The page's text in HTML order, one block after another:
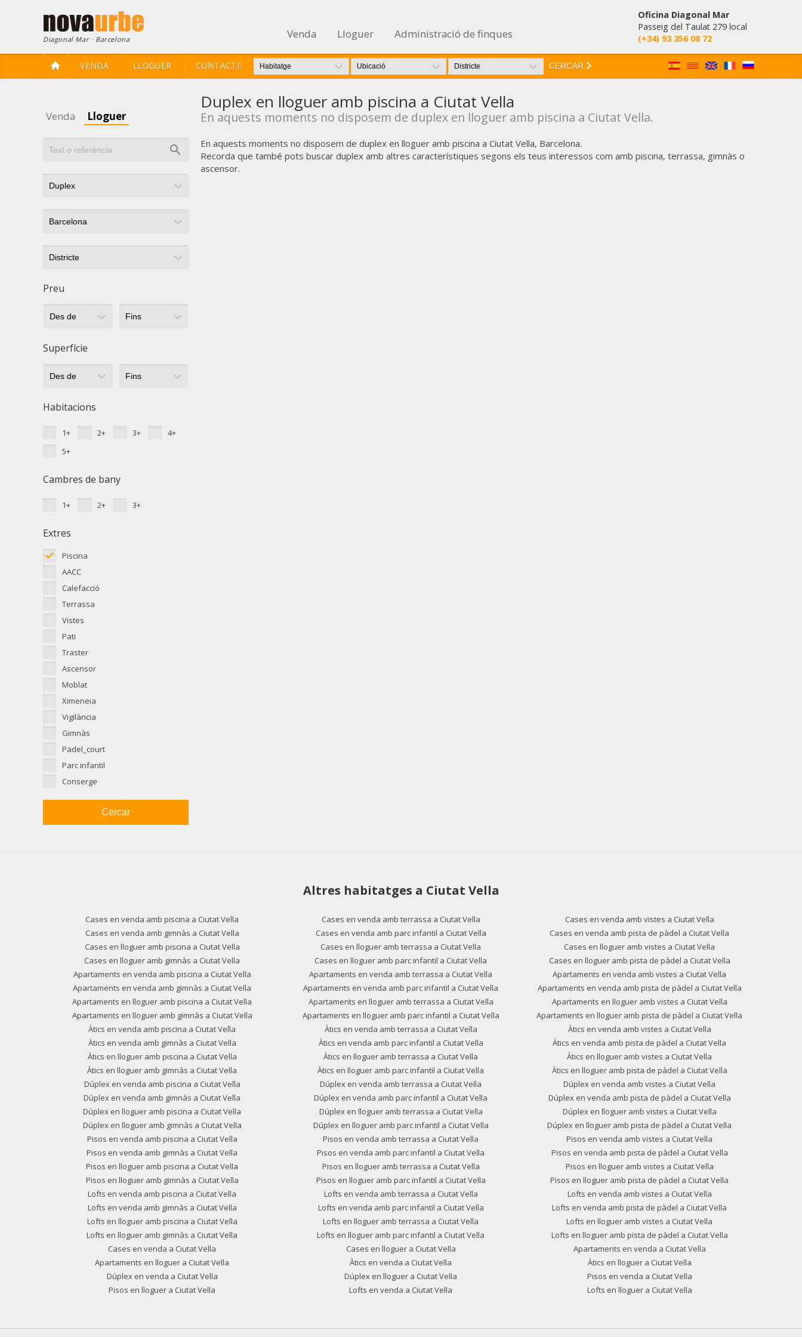
Diagonal Mar · Barcelona Venda Lloguer Administració de finques
Oficina Diagonal Mar
Passeig del Taulat 279 local
(+34) 93 356 08 72
VENDA LLOGUER CONTACTE CERCAR
Venda Lloguer
Preu
Superfície
Habitacions
1+ 2+ 3+
4+
5+
Cambres de bany
1+ 2+ 3+
Extres
Piscina
AACC
Calefacció
Terrassa
Vistes
Pati
Traster
Ascensor
Moblat
Ximeneia
Vigilància
Gimnàs
Padel_court
Parc infantil
Conserge
Cercar
Duplex en lloguer amb piscina a Ciutat Vella
En aquests moments no disposem de duplex en lloguer amb piscina a Ciutat Vella.
En aquests moments no disposem de duplex en lloguer amb piscina a Ciutat Vella, Barcelona.
Recorda que també pots buscar duplex amb altres característiques segons els teus interessos com amb piscina, terrassa, gimnàs o
ascensor.
Altres habitatges a Ciutat Vella
Cases en venda amb piscina a Ciutat Vella Cases en venda amb terrassa a Ciutat Vella
Cases en venda amb vistes a Ciutat Vella
Cases en venda amb gimnàs a Ciutat Vella
Cases en venda amb parc infantil a Ciutat Vella
Cases en venda amb pista de pàdel a Ciutat Vella
Cases en lloguer amb piscina a Ciutat Vella
Cases en lloguer amb terrassa a Ciutat Vella
Cases en lloguer amb vistes a Ciutat Vella
Cases en lloguer amb gimnàs a Ciutat Vella
Cases en lloguer amb parc infantil a Ciutat Vella
Cases en lloguer amb pista de pàdel a Ciutat Vella
Apartaments en venda amb piscina a Ciutat Vella
Apartaments en venda amb terrassa a Ciutat Vella
Apartaments en venda amb vistes a Ciutat Vella
Apartaments en venda amb gimnàs a Ciutat Vella
Apartaments en venda amb parc infantil a Ciutat Vella
Apartaments en venda amb pista de pàdel a Ciutat Vella
Apartaments en lloguer amb piscina a Ciutat Vella
Apartaments en lloguer amb terrassa a Ciutat Vella
Apartaments en lloguer amb vistes a Ciutat Vella
Apartaments en lloguer amb gimnàs a Ciutat Vella
Apartaments en lloguer amb parc infantil a Ciutat Vella
Apartaments en lloguer amb pista de pàdel a Ciutat Vella
Àtics en venda amb piscina a Ciutat Vella
Àtics en venda amb terrassa a Ciutat Vella
Àtics en venda amb vistes a Ciutat Vella
Àtics en venda amb gimnàs a Ciutat Vella
Àtics en venda amb parc infantil a Ciutat Vella
Àtics en venda amb pista de pàdel a Ciutat Vella
Àtics en lloguer amb piscina a Ciutat Vella
Àtics en lloguer amb terrassa a Ciutat Vella
Àtics en lloguer amb vistes a Ciutat Vella
Àtics en lloguer amb gimnàs a Ciutat Vella
Àtics en lloguer amb parc infantil a Ciutat Vella
Àtics en lloguer amb pista de pàdel a Ciutat Vella
Dúplex en venda amb piscina a Ciutat Vella
Dúplex en venda amb terrassa a Ciutat Vella
Dúplex en venda amb vistes a Ciutat Vella
Dúplex en venda amb gimnàs a Ciutat Vella
Dúplex en venda amb parc infantil a Ciutat Vella
Dúplex en venda amb pista de pàdel a Ciutat Vella
Dúplex en lloguer amb piscina a Ciutat Vella
Dúplex en lloguer amb terrassa a Ciutat Vella
Dúplex en lloguer amb vistes a Ciutat Vella
Dúplex en lloguer amb gimnàs a Ciutat Vella
Dúplex en lloguer amb parc infantil a Ciutat Vella
Dúplex en lloguer amb pista de pàdel a Ciutat Vella
Pisos en venda amb piscina a Ciutat Vella
Pisos en venda amb terrassa a Ciutat Vella
Pisos en venda amb vistes a Ciutat Vella
Pisos en venda amb gimnàs a Ciutat Vella
Pisos en venda amb parc infantil a Ciutat Vella
Pisos en venda amb pista de pàdel a Ciutat Vella
Pisos en lloguer amb piscina a Ciutat Vella
Pisos en lloguer amb terrassa a Ciutat Vella
Pisos en lloguer amb vistes a Ciutat Vella
Pisos en lloguer amb gimnàs a Ciutat Vella
Pisos en lloguer amb parc infantil a Ciutat Vella
Pisos en lloguer amb pista de pàdel a Ciutat Vella
Lofts en venda amb piscina a Ciutat Vella
Lofts en venda amb terrassa a Ciutat Vella
Lofts en venda amb vistes a Ciutat Vella
Lofts en venda amb gimnàs a Ciutat Vella
Lofts en venda amb parc infantil a Ciutat Vella
Lofts en venda amb pista de pàdel a Ciutat Vella
Lofts en lloguer amb piscina a Ciutat Vella
Lofts en lloguer amb terrassa a Ciutat Vella
Lofts en lloguer amb vistes a Ciutat Vella
Lofts en lloguer amb gimnàs a Ciutat Vella
Lofts en lloguer amb parc infantil a Ciutat Vella
Lofts en lloguer amb pista de pàdel a Ciutat Vella
Cases en venda a Ciutat Vella
Cases en lloguer a Ciutat Vella
Apartaments en venda a Ciutat Vella
Apartaments en lloguer a Ciutat Vella
Àtics en venda a Ciutat Vella
Àtics en lloguer a Ciutat Vella
Dúplex en venda a Ciutat Vella
Dúplex en lloguer a Ciutat Vella
Pisos en venda a Ciutat Vella
Pisos en lloguer a Ciutat Vella
Lofts en venda a Ciutat Vella Lofts en lloguer a Ciutat Vella